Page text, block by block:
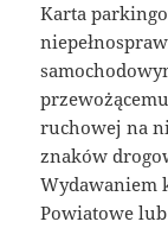
Karta
ruchowej na
znaków
Wydawaniem
Powiatowe